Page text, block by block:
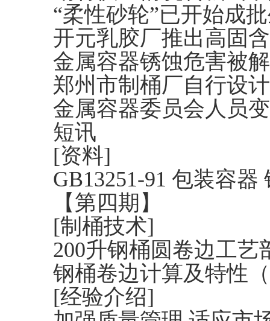
“柔性砂轮”已开始成
开元乳胶厂推出高固
金属容器锈蚀危害被
郑州市制桶厂自行设
金属容器委员会人员
短讯
[资料]
GB13251-91 包装容器
【第四期】
[制桶技术]
200升钢桶圆卷边工艺
钢桶卷边计算及特性
[经验介绍]